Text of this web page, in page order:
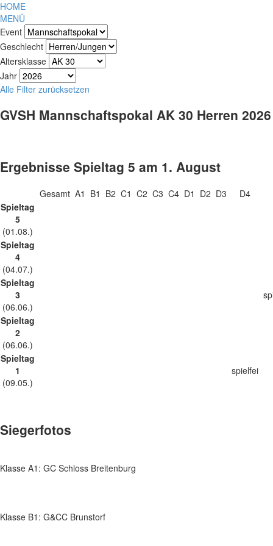
HOME
MENÜ
Event
Geschlecht
Altersklasse
Jahr
Alle Filter zurücksetzen
GVSH Mannschaftspokal AK 30 Herren 2026
Ergebnisse Spieltag 5 am 1. August
Gesamt A1 B1 B2 C1 C2 C3 C4 D1 D2 D3 D4
Spieltag
5
(01.08.)
Spieltag
4
(04.07.)
Spieltag
3
(06.06.)
Spieltag
2
(06.06.)
Spieltag
1
(09.05.)
spielfei
Siegerfotos
Klasse A1: GC Schloss Breitenburg
Klasse B1: G&CC Brunstorf